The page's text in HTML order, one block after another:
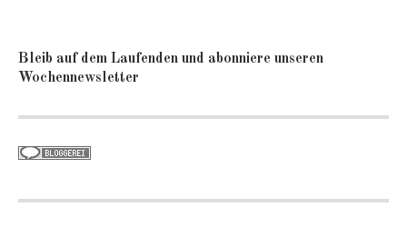
Bleib auf dem Laufenden und abonniere unseren
Wochennewsletter